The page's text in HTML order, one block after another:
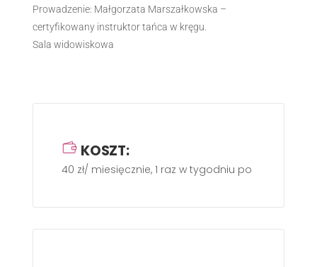
Prowadzenie: Małgorzata Marszałkowska –
certyfikowany instruktor tańca w kręgu.
Sala widowiskowa
KOSZT:
40 zł/ miesięcznie, 1 raz w tygodniu po 60 min.